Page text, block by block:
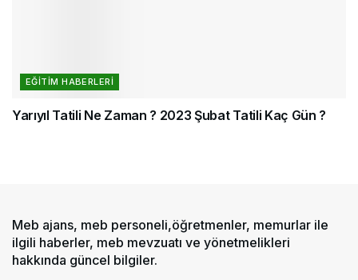
EĞITIM HABERLERI
Yarıyıl Tatili Ne Zaman ? 2023 Şubat Tatili Kaç Gün ?
Meb ajans, meb personeli,öğretmenler, memurlar ile
ilgili haberler, meb mevzuatı ve yönetmelikleri
hakkında güncel bilgiler.